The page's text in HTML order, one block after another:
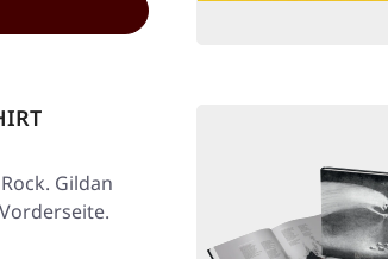
Gildan